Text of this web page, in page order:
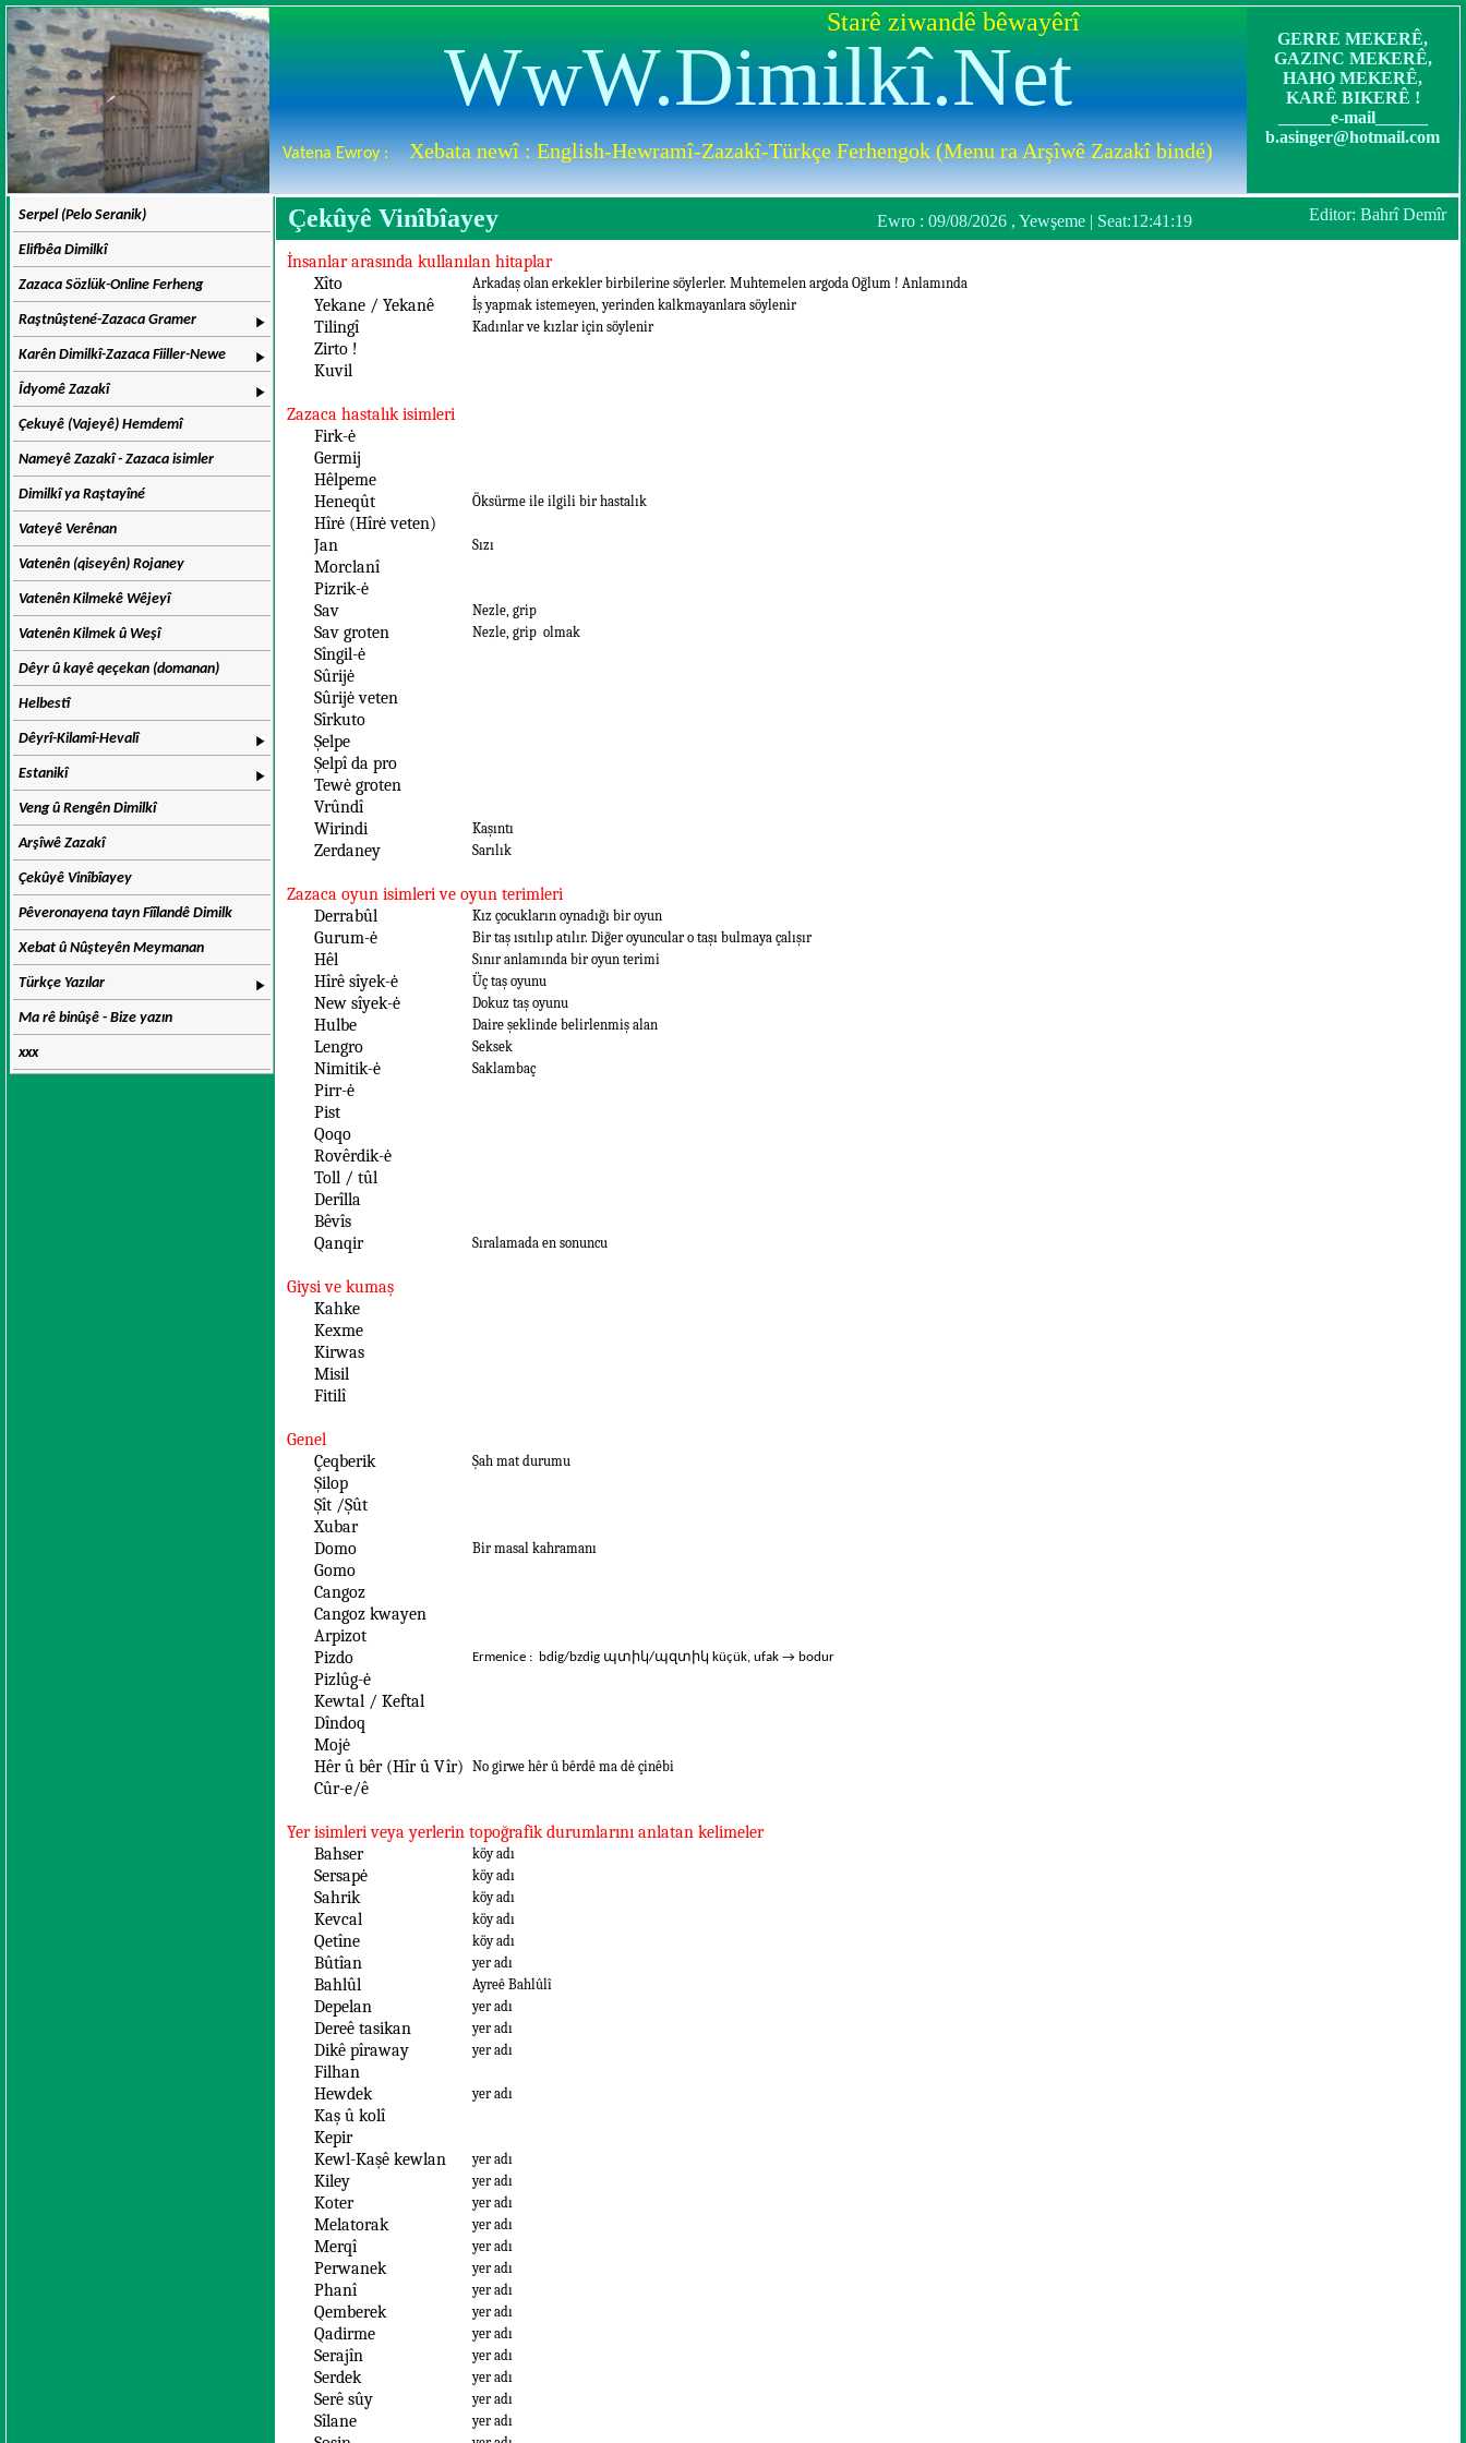
Starê ziwandê bêwayêrî
WwW.Dimilkî.Net
Vatena Ewroy : Xebata newî : English-Hewramî-Zazakî-Türkçe Ferhengok (Menu ra Arşîwê Zazakî bindé)
GERRE MEKERÊ,
GAZINC MEKERÊ,
HAHO MEKERÊ,
KARÊ BIKERÊ !
______e-mail______
b.asinger@hotmail.com
Serpel (Pelo Seranik)
Elifbêa Dimilkî
Zazaca Sözlük-Online Ferheng
Raştnûştené-Zazaca Gramer
Karên Dimilkî-Zazaca Fiiller-Newe
Îdyomê Zazakî
Çekuyê (Vajeyê) Hemdemî
Nameyê Zazakî - Zazaca isimler
Dimilkî ya Raştayîné
Vateyê Verênan
Vatenên (qiseyên) Rojaney
Vatenên Kilmekê Wêjeyî
Vatenên Kilmek û Weşî
Dêyr û kayê qeçekan (domanan)
Helbestî
Dêyrî-Kilamî-Hevalî
Estanikî
Veng û Rengên Dimilkî
Arşîwê Zazakî
Çekûyê Vinîbîayey
Pêveronayena tayn Fîîlandê Dimilk
Xebat û Nûşteyên Meymanan
Türkçe Yazılar
Ma rê binûşê - Bize yazın
xxx
Çekûyê Vinîbîayey Ewro : 09/08/2026 , Yewşeme | Seat:12:41:19 Editor: Bahrî Demîr
İnsanlar arasında kullanılan hitaplar
Xîto
Arkadaş olan erkekler birbilerine söylerler. Muhtemelen argoda Oğlum ! Anlamında
Yekane / Yekanê İş yapmak istemeyen, yerinden kalkmayanlara söylenir
Tilingî Kadınlar ve kızlar için söylenir
Zirto !
Kuvil
Zazaca hastalık isimleri
Firk-ė
Germij
Hêlpeme
Heneqût
Öksürme ile ilgili bir hastalık
Hîrė (Hîrė veten)
Jan
Sızı
Morclanî
Pizrik-ė
Sav
Nezle, grip
Sav groten Nezle, grip olmak
Sîngil-ė
Sûrijė
Sûrijė veten
Sîrkuto
Şelpe
Şelpî da pro
Tewė groten
Vrûndî
Wirindi
Kaşıntı
Zerdaney Sarılık
Zazaca oyun isimleri ve oyun terimleri
Derrabûl
Kız çocukların oynadığı bir oyun
Gurum-ė Bir taş ısıtılıp atılır. Diğer oyuncular o taşı bulmaya çalışır
Hêl Sınır anlamında bir oyun terimi
Hîrê sîyek-ė Üç taş oyunu
New sîyek-ė Dokuz taş oyunu
Hulbe Daire şeklinde belirlenmiş alan
Lengro Seksek
Nimitik-ė Saklambaç
Pirr-ė
Pist
Qoqo
Rovêrdik-ė
Toll / tûl
Derîlla
Bêvîs
Qanqir
Sıralamada en sonuncu
Giysi ve kumaş
Kahke
Kexme
Kirwas
Misil
Fitilî
Genel
Çeqberik
Şah mat durumu
Şilop
Şît /Şût
Xubar
Domo
Bir masal kahramanı
Gomo
Cangoz
Cangoz kwayen
Arpizot
Pizdo
Ermenice : bdig/bzdig պտիկ/պզտիկ küçük, ufak → bodur
Pizlûg-ė
Kewtal / Keftal
Dîndoq
Mojė
Hêr û bêr (Hîr û Vîr) No girwe hêr û bêrdê ma dė çinêbi
Cûr-e/ê
Yer isimleri veya yerlerin topoğrafik durumlarını anlatan kelimeler
Bahser
köy adı
Sersapė köy adı
Sahrik köy adı
Kevcal köy adı
Qetîne köy adı
Bûtîan yer adı
Bahlûl Ayreê Bahlûlî
Depelan yer adı
Dereê tasikan yer adı
Dikê pîraway yer adı
Filhan
Hewdek
yer adı
Kaş û kolî
Kepir
Kewl-Kaşê kewlan
yer adı
Kiley yer adı
Koter yer adı
Melatorak yer adı
Merqî yer adı
Perwanek yer adı
Phanî yer adı
Qemberek yer adı
Qadirme yer adı
Serajîn yer adı
Serdek yer adı
Serê sûy yer adı
Sîlane yer adı